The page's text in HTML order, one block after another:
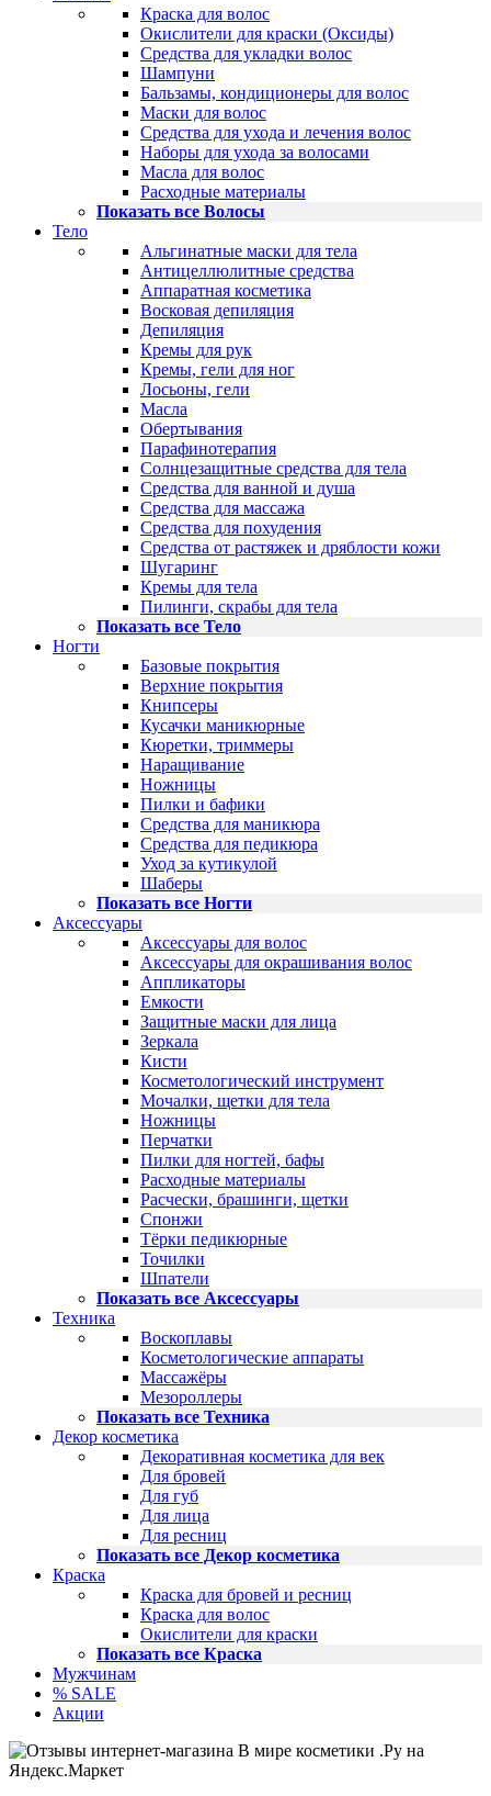
Краска для волос
Окислители для краски (Оксиды)
Средства для укладки волос
Шампуни
Бальзамы, кондиционеры для волос
Маски для волос
Средства для ухода и лечения волос
Наборы для ухода за волосами
Масла для волос
Расходные материалы
Показать все Волосы
Тело
Альгинатные маски для тела
Антицеллюлитные средства
Аппаратная косметика
Восковая депиляция
Депиляция
Кремы для рук
Кремы, гели для ног
Лосьоны, гели
Масла
Обертывания
Парафинотерапия
Солнцезащитные средства для тела
Средства для ванной и душа
Средства для массажа
Средства для похудения
Средства от растяжек и дряблости кожи
Шугаринг
Кремы для тела
Пилинги, скрабы для тела
Показать все Тело
Ногти
Базовые покрытия
Верхние покрытия
Книпсеры
Кусачки маникюрные
Кюретки, триммеры
Наращивание
Ножницы
Пилки и бафики
Средства для маникюра
Средства для педикюра
Уход за кутикулой
Шаберы
Показать все Ногти
Аксессуары
Аксессуары для волос
Аксессуары для окрашивания волос
Аппликаторы
Емкости
Защитные маски для лица
Зеркала
Кисти
Косметологический инструмент
Мочалки, щетки для тела
Ножницы
Перчатки
Пилки для ногтей, бафы
Расходные материалы
Расчески, брашинги, щетки
Спонжи
Тёрки педикюрные
Точилки
Шпатели
Показать все Аксессуары
Техника
Воскоплавы
Косметологические аппараты
Массажёры
Мезороллеры
Показать все Техника
Декор косметика
Декоративная косметика для век
Для бровей
Для губ
Для лица
Для ресниц
Показать все Декор косметика
Краска
Краска для бровей и ресниц
Краска для волос
Окислители для краски
Показать все Краска
Мужчинам
% SALE
Акции